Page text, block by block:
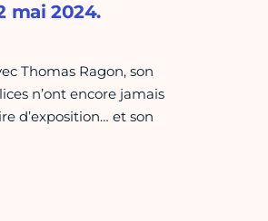
mai 2024.
Thomas Ragon, son
n’ont encore jamais
d’exposition… et son